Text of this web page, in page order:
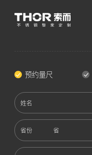
预约量尺
姓名
省份